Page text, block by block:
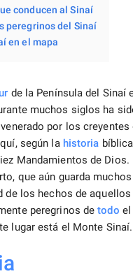
conducen al Sinaí
peregrinos del Sinaí
en el mapa
de la Península del Sinaí
muchos siglos ha
por los
según la historia
Mandamientos de Dios.
que aún guarda
de los hechos de
peregrinos detodo el
lugar está el Monte Sinaí.